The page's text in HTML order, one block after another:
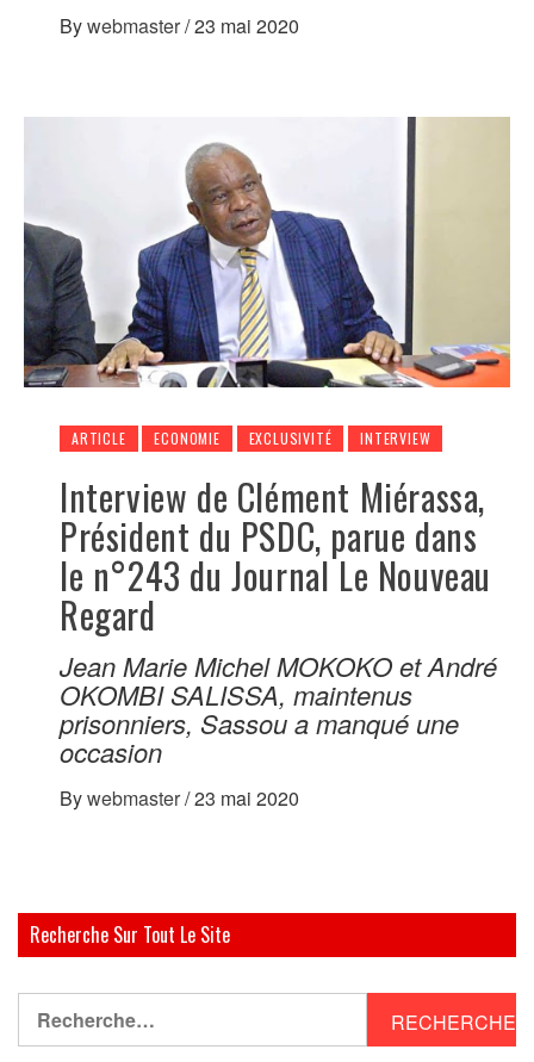
Bywebmaster/23 mai 2020
ARTICLE ECONOMIE EXCLUSIVITÉ INTERVIEW
Interview de Clément Miérassa,
Président du PSDC, parue dans
le n°243 du Journal Le Nouveau
Regard
Jean Marie Michel MOKOKO et André
OKOMBI SALISSA, maintenus
prisonniers, Sassou a manqué une
occasion
Bywebmaster/23 mai 2020
Recherche Sur Tout Le Site